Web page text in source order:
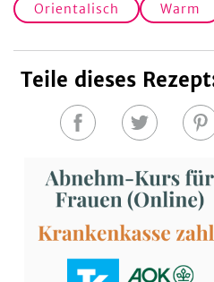
Orientalisch
Warm
Teile dieses
Auf
teilen
Auf
teilen